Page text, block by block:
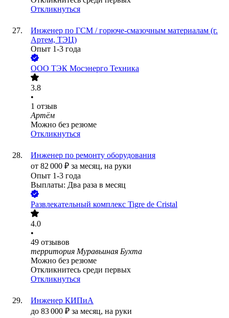
Откликнуться
Инженер по ГСМ / горюче-смазочным материалам (г.
Артем, ТЭЦ)
Опыт 1-3 года
ООО ТЭК Мосэнерго Техника
3.8
•
1 отзыв
Артём
Можно без резюме
Откликнуться
Инженер по ремонту оборудования
от 82 000 ₽ за месяц, на руки
Опыт 1-3 года
Выплаты: Два раза в месяц
Развлекательный комплекс Tigre de Cristal
4.0
•
49 отзывов
территория Муравьиная Бухта
Можно без резюме
Откликнитесь среди первых
Откликнуться
Инженер КИПиА
до 83 000 ₽ за месяц, на руки